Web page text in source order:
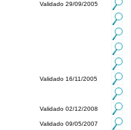
Validado 29/09/2005
Validado 16/11/2005
Validado 02/12/2008
Validado 09/05/2007